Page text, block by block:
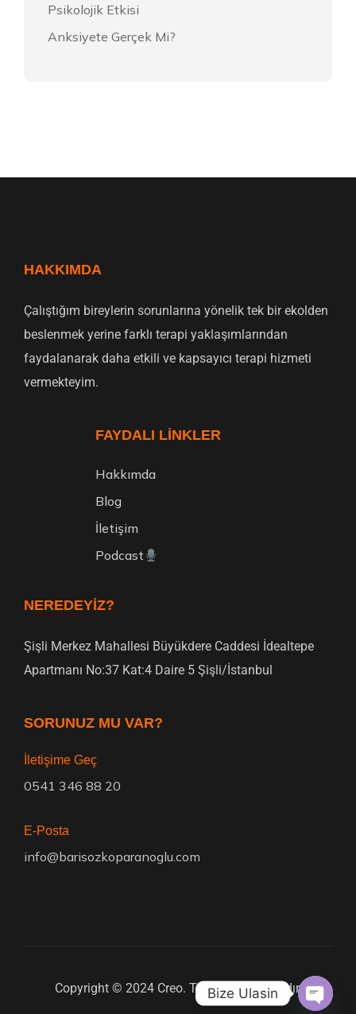
Psikolojik Etkisi
Anksiyete Gerçek Mi?
HAKKIMDA
Çalıştığım bireylerin sorunlarına yönelik tek bir ekolden
beslenmek yerine farklı terapi yaklaşımlarından
faydalanarak daha etkili ve kapsayıcı terapi hizmeti
vermekteyim.
FAYDALI LINKLER
Hakkımda
Blog
İletişim
Podcast
NEREDEYIZ?
Şişli Merkez Mahallesi Büyükdere Caddesi İdealtepe
Apartmanı No:37 Kat:4 Daire 5 Şişli/İstanbul
SORUNUZ MU VAR?
İletişime Geç
0541 346 88 20
E-Posta
info@barisozkoparanoglu.com
Copyright © 2024 Creo. Tüm hakları saklıdır.
Bize Ulasin